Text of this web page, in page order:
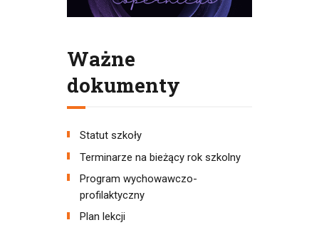
Ważne
dokumenty
Statut szkoły
Terminarze na bieżący rok szkolny
Program wychowawczo-
profilaktyczny
Plan lekcji